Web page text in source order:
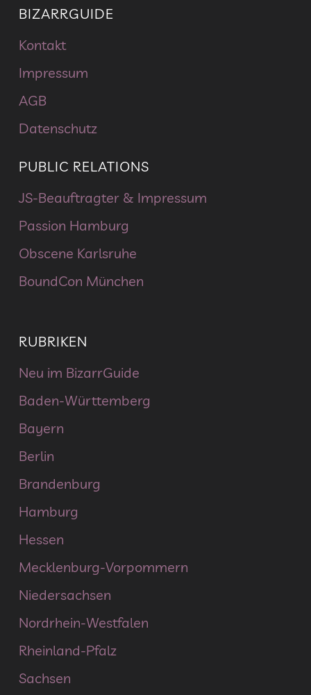
RUBRIKEN
Neu im BizarrGuide
Baden-Württemberg
Bayern
Berlin
Brandenburg
Hamburg
Hessen
Mecklenburg-Vorpommern
Niedersachsen
Nordrhein-Westfalen
Rheinland-Pfalz
Sachsen
BIZARRGUIDE
Kontakt
Impressum
AGB
Datenschutz
PUBLIC RELATIONS
JS-Beauftragter & Impressum
Passion Hamburg
Obscene Karlsruhe
BoundCon München